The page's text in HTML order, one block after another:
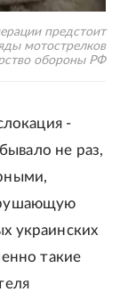
предстоит
мотострелков
обороны РФ
-
не раз,
украинских
такие